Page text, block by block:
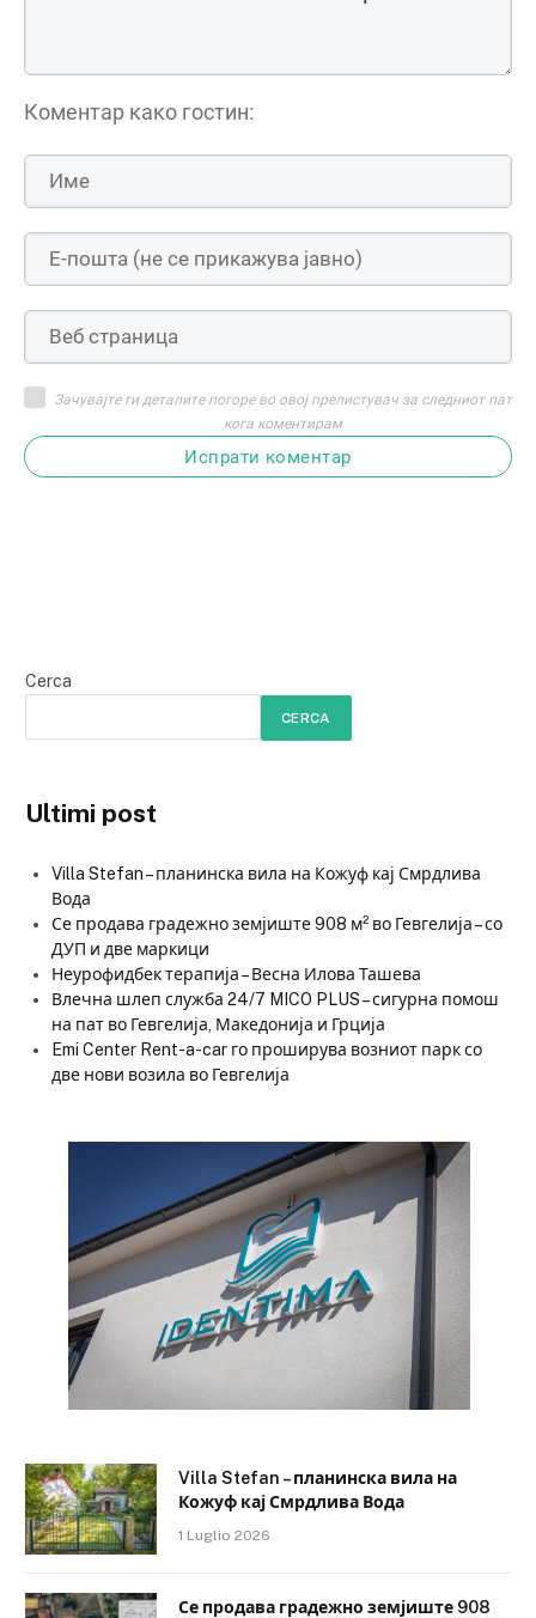
Коментар како гостин:
Зачувајте ги деталите погоре во овој прелистувач за следниот пат
кога коментирам
Испрати коментар
Cerca
CERCA
Ultimi post
Villa Stefan – планинска вила на Кожуф кај Смрдлива
Вода
Се продава градежно земјиште 908 м² во Гевгелија – со
ДУП и две маркици
Неурофидбек терапија – Весна Илова Ташева
Влечна шлеп служба 24/7 MICO PLUS – сигурна помош
на пат во Гевгелија, Македонија и Грција
Emi Center Rent-a-car го проширува возниот парк со
две нови возила во Гевгелија
Villa Stefan – планинска вила на
Кожуф кај Смрдлива Вода
1 Luglio 2026
Се продава градежно земјиште 908